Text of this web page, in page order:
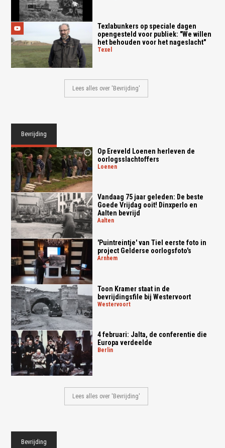
Texlabunkers op speciale dagen
opengesteld voor publiek: "We willen
het behouden voor het nageslacht"
texel
Lees alles over 'Bevrijding'
Bevrijding
Op Ereveld Loenen herleven de
oorlogsslachtoffers
loenen
Vandaag 75 jaar geleden: De beste
Goede Vrijdag ooit! Dinxperlo en
Aalten bevrijd
aalten
'Puintreintje' van Tiel eerste foto in
project Gelderse oorlogsfoto's
arnhem
Toon Kramer staat in de
bevrijdingsfile bij Westervoort
westervoort
4 februari: Jalta, de conferentie die
Europa verdeelde
berlin
Lees alles over 'Bevrijding'
Bevrijding